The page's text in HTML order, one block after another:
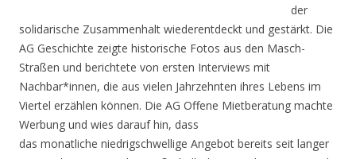
der
solidarische Zusammenhalt wiederentdeckt und gestärkt. Die
AG Geschichte zeigte historische Fotos aus den Masch-
Straßen und berichtete von ersten Interviews mit
Nachbar*innen, die aus vielen Jahrzehnten ihres Lebens im
Viertel erzählen können. Die AG Offene Mietberatung machte
Werbung und wies darauf hin, dass
das monatliche niedrigschwellige Angebot bereits seit langer